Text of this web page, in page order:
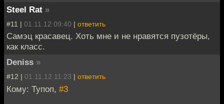
Steel Rat »
#11 | 01.11.12 09:40 | ответить
Самэц красавец. Хоть мне и не нравятся пузотёры,
как класс.
Deniss »
#12 | 01.11.12 11:23 | ответить
Кому: Тупоп, #3